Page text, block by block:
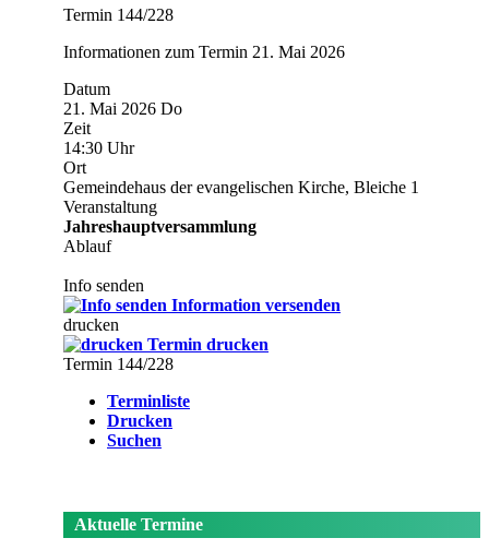
Termin 144/228
Informationen zum Termin 21. Mai 2026
Datum
21. Mai 2026 Do
Zeit
14:30 Uhr
Ort
Gemeindehaus der evangelischen Kirche, Bleiche 1
Veranstaltung
Jahreshauptversammlung
Ablauf
Info senden
Information versenden
drucken
Termin drucken
Termin 144/228
Terminliste
Drucken
Suchen
Aktuelle Termine